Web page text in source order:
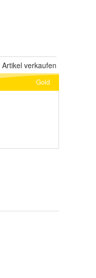
Artikel verkaufen
Gold